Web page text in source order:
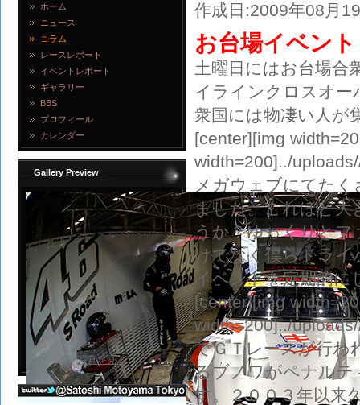
ホーム
ニュース
コラム
レースレポート
イベントレポート
ギャラリー
BBS
プロフィール
カレンダー
Gallery Preview
写真を見る
作成日:2009年08月
お台場イベン
土曜日にはお台場合
イラインクロスオー
衆国には物凄い人が
[center][img
width=200]../
メガウェブにてた
ました。これほど大
うか？ゆっくりとフ
けでなく僕らドライ
イベントを定期的に
[center][img
width=200]../
でＧＴレースが行わ
るブノワがペナルテ
す。２００３年以来